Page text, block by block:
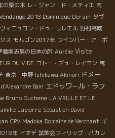
の栗の木 レ・ジャン・ド・メティエ 肉
2018 Dominique Derain タヴ
ィニュロン・ドゥ・リレエル 野村高城
ス モルゴン2017年 ワインバー・ア・ボ
與志男の日本の旅 Aurélie Visite
DU VIDE コトー・デュ・レイヨン 萬
東京・中野 Ishikawa Akinori ドメー
Bain エドゥワール・ラフ
Bruno Duchene LA VRILLE ET LE
Lapierre Sébastien David
CPV Madoka Domaine de Verchant ギ
年 イオデ 試飲会フィリップ・パカレ